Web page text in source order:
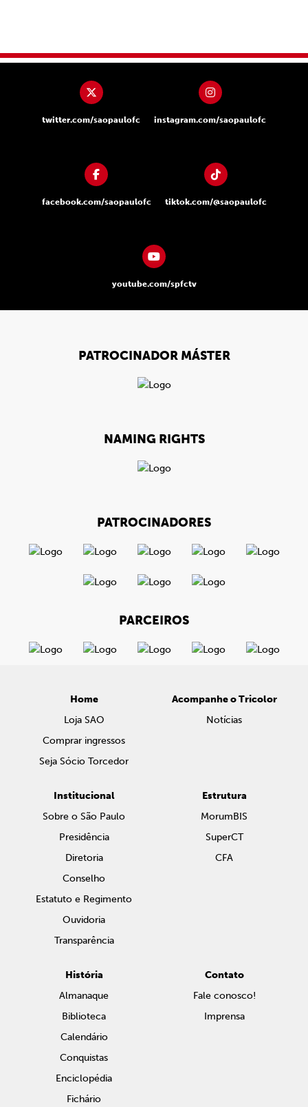
twitter.com/saopaulofc instagram.com/saopaulofc
facebook.com/saopaulofc tiktok.com/@saopaulofc
youtube.com/spfctv
PATROCINADOR MÁSTER
NAMING RIGHTS
PATROCINADORES
PARCEIROS
Home
Loja SAO
Comprar ingressos
Seja Sócio Torcedor
Acompanhe o Tricolor
Notícias
Institucional
Sobre o São Paulo
Presidência
Diretoria
Conselho
Estatuto e Regimento
Ouvidoria
Transparência
Estrutura
MorumBIS
SuperCT
CFA
História
Almanaque
Biblioteca
Calendário
Conquistas
Enciclopédia
Fichário
Contato
Fale conosco!
Imprensa